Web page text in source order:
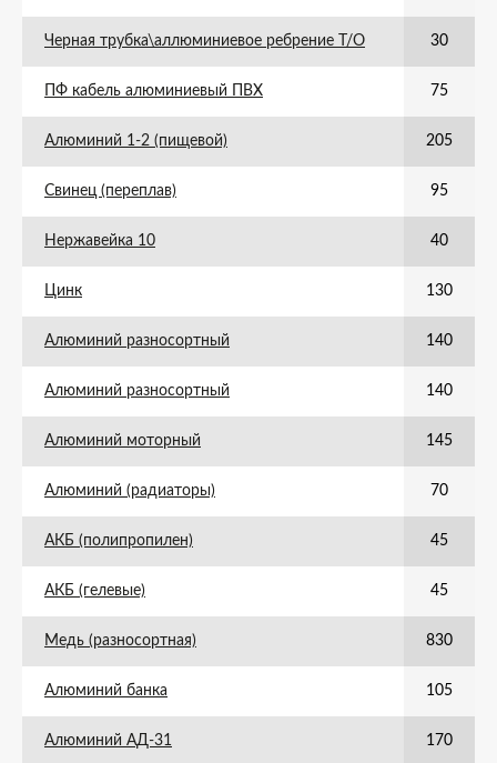
Черная трубка\аллюминиевое ребрение Т/О 30
ПФ кабель алюминиевый ПВХ 75
Алюминий 1-2 (пищевой) 205
Свинец (переплав) 95
Нержавейка 10 40
Цинк 130
Алюминий разносортный 140
Алюминий разносортный 140
Алюминий моторный 145
Алюминий (радиаторы) 70
АКБ (полипропилен) 45
АКБ (гелевые) 45
Медь (разносортная) 830
Алюминий банка 105
Алюминий АД-31 170